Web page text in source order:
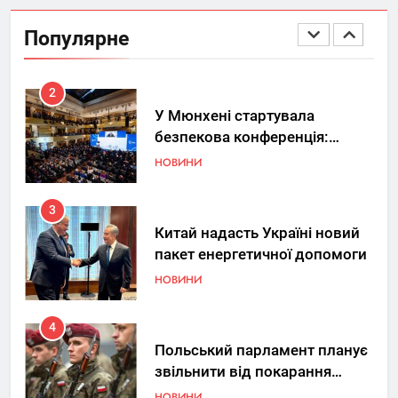
Популярне
вдосконалювати Patriot,
передаючи дані про удари РФ
2
У Мюнхені стартувала
безпекова конференція:
Україна знову у фокусі світу
НОВИНИ
3
Китай надасть Україні новий
пакет енергетичної допомоги
НОВИНИ
4
Польський парламент планує
звільнити від покарання
добровольців ЗСУ